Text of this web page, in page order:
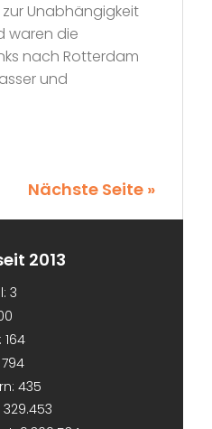
Unabhängigkeit
waren die
nach Rotterdam
und
Nächste Seite »
2013
3
164
794
435
329.453